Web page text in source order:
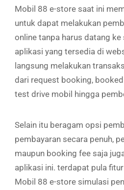
Mobil 88 e-store saat ini
untuk dapat melakukan
online tanpa harus datang
aplikasi yang tersedia di
langsung melakukan
dari request booking,
test drive mobil hingga
Selain itu beragam opsi
pembayaran secara penuh,
maupun booking fee saja
aplikasi ini. terdapat pula
Mobil 88 e-store simulasi